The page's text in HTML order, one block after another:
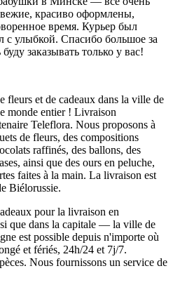
красиво оформлены,
время. Курьер был
с улыбкой. Спасибо большое за
заказывать только у вас!
et de cadeaux dans la ville de
monde entier ! Livraison
Teleflora. Nous proposons à
de fleurs, des compositions
raffinés, des ballons, des
ainsi que des ours en peluche,
faites à la main. La livraison est
Biélorussie.
pour la livraison en
que dans la capitale — la ville de
est possible depuis n'importe où
et fériés, 24h/24 et 7j/7.
Nous fournissons un service de